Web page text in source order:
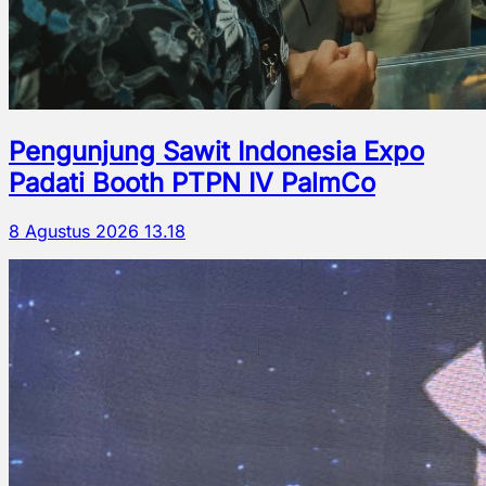
Pengunjung Sawit Indonesia Expo
Padati Booth PTPN IV PalmCo
8 Agustus 2026 13.18